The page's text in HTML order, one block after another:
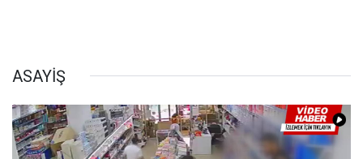
ASAYİŞ